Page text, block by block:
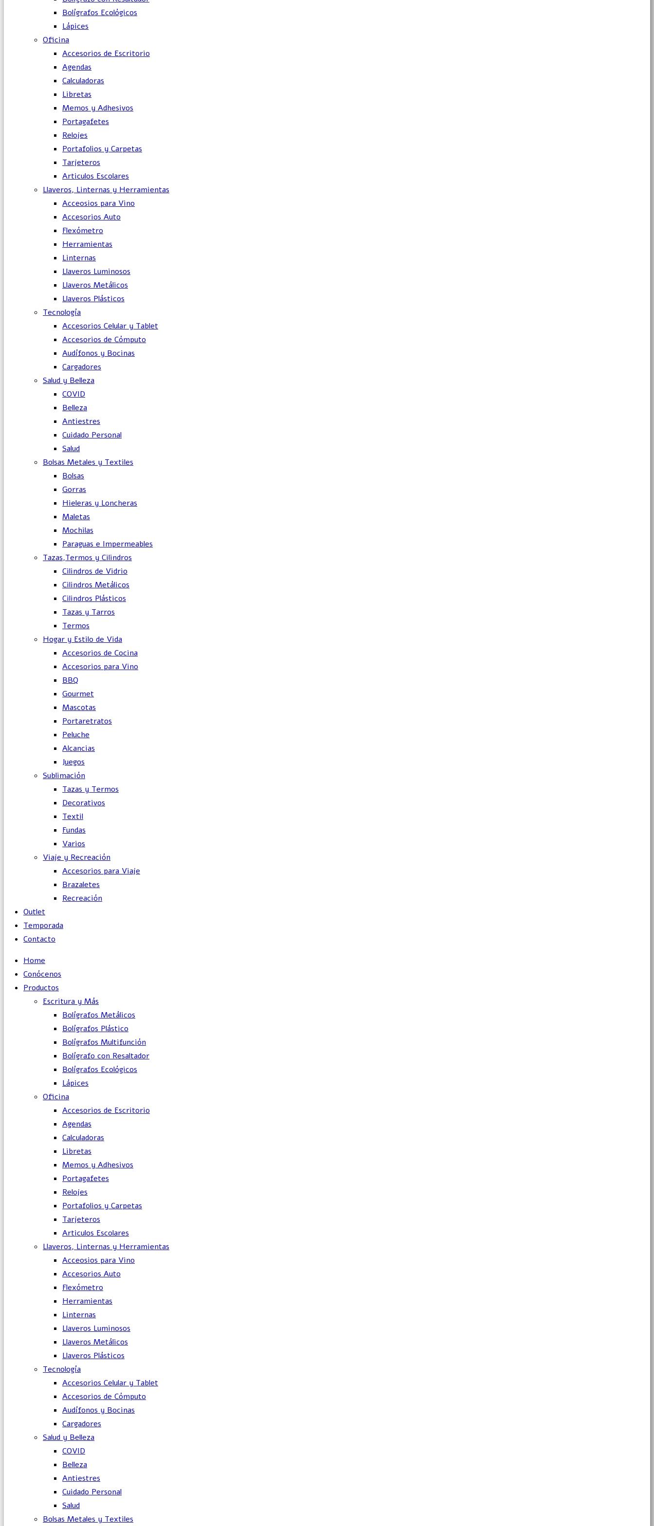
Bolígrafos Ecológicos
Lápices
Oficina
Accesorios de Escritorio
Agendas
Calculadoras
Libretas
Memos y Adhesivos
Portagafetes
Relojes
Portafolios y Carpetas
Tarjeteros
Articulos Escolares
Llaveros, Linternas y Herramientas
Acceosios para Vino
Accesorios Auto
Flexómetro
Herramientas
Linternas
Llaveros Luminosos
Llaveros Metálicos
Llaveros Plásticos
Tecnología
Accesorios Celular y Tablet
Accesorios de Cómputo
Audífonos y Bocinas
Cargadores
Salud y Belleza
COVID
Belleza
Antiestres
Cuidado Personal
Salud
Bolsas Metales y Textiles
Bolsas
Gorras
Hieleras y Loncheras
Maletas
Mochilas
Paraguas e Impermeables
Tazas,Termos y Cilindros
Cilindros de Vidrio
Cilindros Metálicos
Cilindros Plásticos
Tazas y Tarros
Termos
Hogar y Estilo de Vida
Accesorios de Cocina
Accesorios para Vino
BBQ
Gourmet
Mascotas
Portaretratos
Peluche
Alcancias
Juegos
Sublimación
Tazas y Termos
Decorativos
Textil
Fundas
Varios
Viaje y Recreación
Accesorios para Viaje
Brazaletes
Recreación
Outlet
Temporada
Contacto
Home
Conócenos
Productos
Escritura y Más
Bolígrafos Metálicos
Bolígrafos Plástico
Bolígrafos Multifunción
Bolígrafo con Resaltador
Bolígrafos Ecológicos
Lápices
Oficina
Accesorios de Escritorio
Agendas
Calculadoras
Libretas
Memos y Adhesivos
Portagafetes
Relojes
Portafolios y Carpetas
Tarjeteros
Articulos Escolares
Llaveros, Linternas y Herramientas
Acceosios para Vino
Accesorios Auto
Flexómetro
Herramientas
Linternas
Llaveros Luminosos
Llaveros Metálicos
Llaveros Plásticos
Tecnología
Accesorios Celular y Tablet
Accesorios de Cómputo
Audífonos y Bocinas
Cargadores
Salud y Belleza
COVID
Belleza
Antiestres
Cuidado Personal
Salud
Bolsas Metales y Textiles